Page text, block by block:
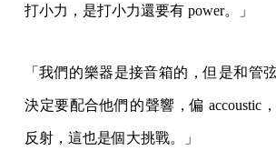
打小力，是打小力還要有 power。」
「我們的樂器是接音箱的，但是和管
決定要配合他們的聲響，偏 accoustic
反射，這也是個大挑戰。」